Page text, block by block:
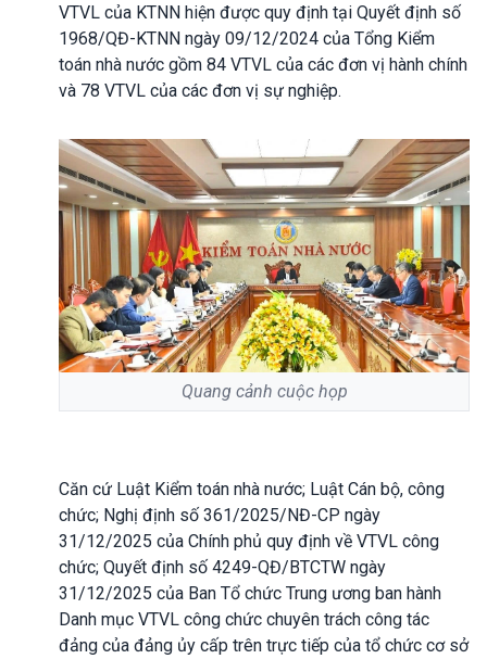
VTVL của KTNN hiện được quy định tại Quyết định số
1968/QĐ-KTNN ngày 09/12/2024 của Tổng Kiểm
toán nhà nước gồm 84 VTVL của các đơn vị hành chính
và 78 VTVL của các đơn vị sự nghiệp.
Quang cảnh cuộc họp
Căn cứ Luật Kiểm toán nhà nước; Luật Cán bộ, công
chức; Nghị định số 361/2025/NĐ-CP ngày
31/12/2025 của Chính phủ quy định về VTVL công
chức; Quyết định số 4249-QĐ/BTCTW ngày
31/12/2025 của Ban Tổ chức Trung ương ban hành
Danh mục VTVL công chức chuyên trách công tác
đảng của đảng ủy cấp trên trực tiếp của tổ chức cơ sở